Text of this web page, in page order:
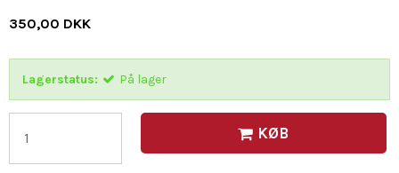
350,00 DKK
Lagerstatus: På lager
KØB